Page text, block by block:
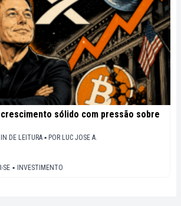
sólido com pressão sobre
DE LEITURA ▪ POR LUC JOSE A.
SE ▪ INVESTIMENTO